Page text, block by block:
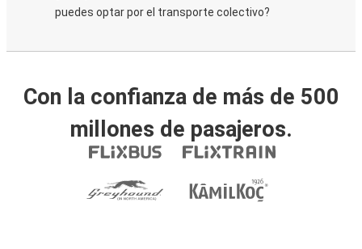
puedes optar por el transporte colectivo?
Con la confianza de más de 500
millones de pasajeros.